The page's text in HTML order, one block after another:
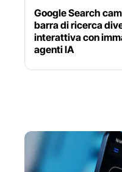
Google Search
barra di ricerca
interattiva con
agenti IA